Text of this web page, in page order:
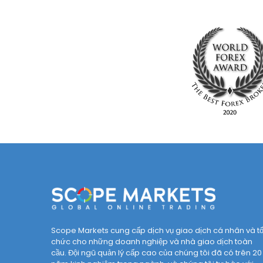
Scope Markets cung cấp dịch vụ giao dịch cá nhân và tổ
chức cho những doanh nghiệp và nhà giao dịch toàn
cầu. Đội ngũ quản lý cấp cao của chúng tôi đã có trên 20